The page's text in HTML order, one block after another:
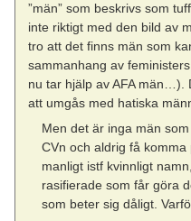
”män” som beskrivs som
inte riktigt med den bild av
tro att det finns män som
sammanhang av
nu tar hjälp av AFA män…).
att umgås med hatiska
Men det är inga män
CVn och aldrig få
manligt istf kvinnligt
rasifierade som får göra
som beter sig dåligt.